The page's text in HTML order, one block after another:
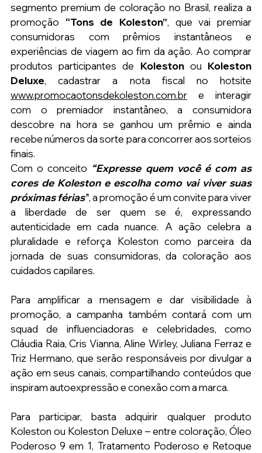
segmento premium de coloração no Brasil, realiza a
promoção “Tons de Koleston”, que vai premiar
consumidoras com prêmios instantâneos e
experiências de viagem ao fim da ação. Ao comprar
produtos participantes de Koleston ou Koleston
Deluxe
www.promocaotonsdekoleston.com.br e interagir
com o premiador instantâneo, a consumidora
descobre na hora se ganhou um prêmio e ainda
recebe números da sorte para concorrer aos sorteios
finais.
Com o conceito “Expresse quem você é com as
cores de Koleston e escolha como vai viver suas
próximas férias”, a promoção é um convite para viver
a liberdade de ser quem se é, expressando
autenticidade em cada nuance. A ação celebra a
pluralidade e reforça Koleston como parceira da
jornada de suas consumidoras, da coloração aos
cuidados capilares.
Para amplificar a mensagem e dar visibilidade à
promoção, a campanha também contará com um
squad de influenciadoras e celebridades, como
Cláudia Raia, Cris Vianna, Aline Wirley, Juliana Ferraz e
Triz Hermano, que serão responsáveis por divulgar a
ação em seus canais, compartilhando conteúdos que
inspiram autoexpressão e conexão com a marca.
Para participar, basta adquirir qualquer produto
Koleston ou Koleston Deluxe – entre coloração, Óleo
Poderoso 9 em 1, Tratamento Poderoso e Retoque